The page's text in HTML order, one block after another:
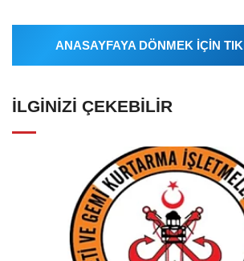
ANASAYFAYA DÖNMEK İÇİN
İLGINIZI ÇEKEBILIR